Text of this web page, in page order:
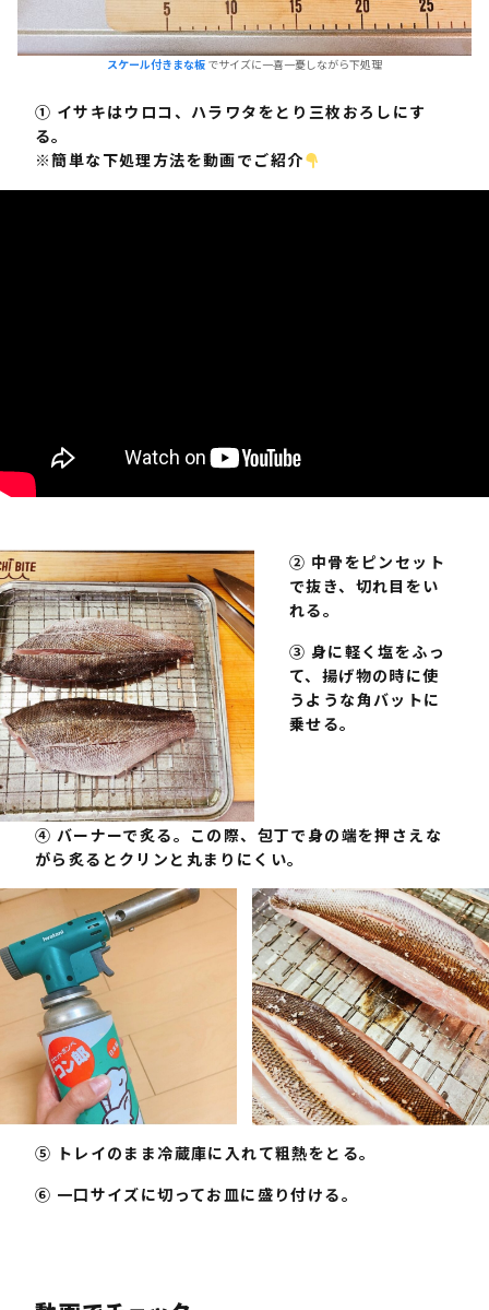
スケール付きまな板 でサイズに一喜一憂しながら下処理
① イサキはウロコ、ハラワタをとり三枚おろしにす
る。
※簡単な下処理⽅法を動画でご紹介
② 中⾻をピンセット
で抜き、切れ⽬をい
れる。
③ ⾝に軽く塩をふっ
て、揚げ物の時に使
うような⾓バットに
乗せる。
④ バーナーで炙る。この際、包丁で⾝の端を押さえな
がら炙るとクリンと丸まりにくい。
⑤ トレイのまま冷蔵庫に⼊れて粗熱をとる。
⑥ ⼀⼝サイズに切ってお⽫に盛り付ける。